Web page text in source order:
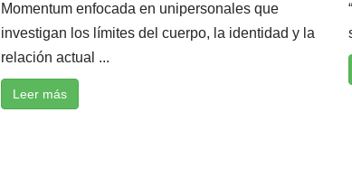
Momentum enfocada en unipersonales que
investigan los límites del cuerpo, la identidad y la
relación actual ...
Leer más